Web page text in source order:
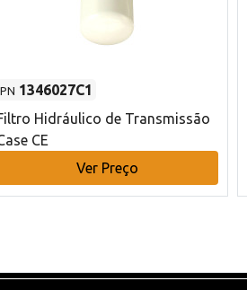
PN 1346027C1
Hidráulico de Transmissão
CE
Ver Preço